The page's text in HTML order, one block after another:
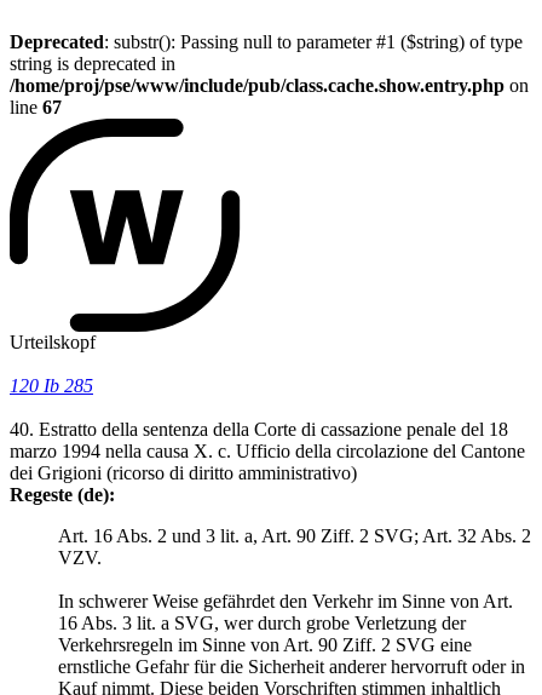
Deprecated: substr(): Passing null to parameter #1 ($string) of type
string is deprecated in
/home/proj/pse/www/include/pub/class.cache.show.entry.php on
line 67
Urteilskopf
120 Ib 285
40. Estratto della sentenza della Corte di cassazione penale del 18
marzo 1994 nella causa X. c. Ufficio della circolazione del Cantone
dei Grigioni (ricorso di diritto amministrativo)
Regeste (de):
Art. 16 Abs. 2 und 3 lit. a, Art. 90 Ziff. 2 SVG; Art. 32 Abs. 2
VZV.
In schwerer Weise gefährdet den Verkehr im Sinne von Art.
16 Abs. 3 lit. a SVG, wer durch grobe Verletzung der
Verkehrsregeln im Sinne von Art. 90 Ziff. 2 SVG eine
ernstliche Gefahr für die Sicherheit anderer hervorruft oder in
Kauf nimmt. Diese beiden Vorschriften stimmen inhaltlich